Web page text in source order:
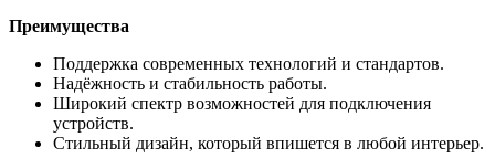
Преимущества
Поддержка современных технологий и стандартов.
Надёжность и стабильность работы.
Широкий спектр возможностей для подключения
устройств.
Стильный дизайн, который впишется в любой интерьер.